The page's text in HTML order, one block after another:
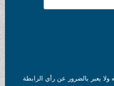
يعبر بالضرور عن رأي الرابطة